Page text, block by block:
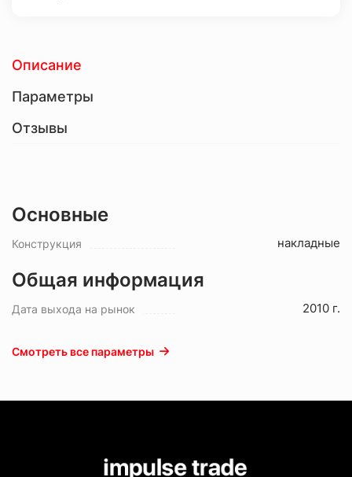
Описание
Параметры
Отзывы
Основные
Конструкция накладные
Общая информация
Дата выхода на рынок 2010 г.
Смотреть все параметры